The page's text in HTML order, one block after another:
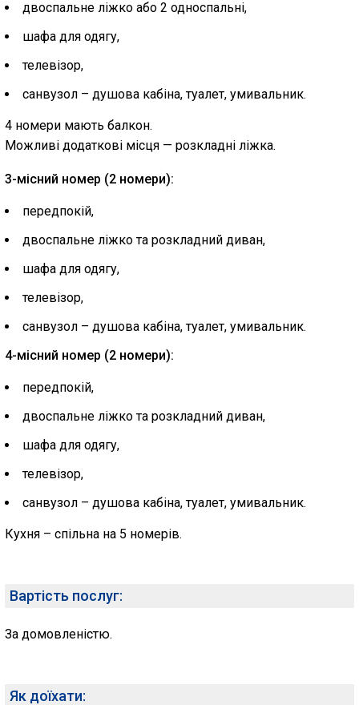
двоспальне ліжко або 2 односпальні,
шафа для одягу,
телевізор,
санвузол – душова кабіна, туалет, умивальник.
4 номери мають балкон.
Можливі додаткові місця — розкладні ліжка.
3-місний номер (2 номери):
передпокій,
двоспальне ліжко та розкладний диван,
шафа для одягу,
телевізор,
санвузол – душова кабіна, туалет, умивальник.
4-місний номер (2 номери):
передпокій,
двоспальне ліжко та розкладний диван,
шафа для одягу,
телевізор,
санвузол – душова кабіна, туалет, умивальник.
Кухня – спільна на 5 номерів.
Вартість послуг:
За домовленістю.
Як доїхати: